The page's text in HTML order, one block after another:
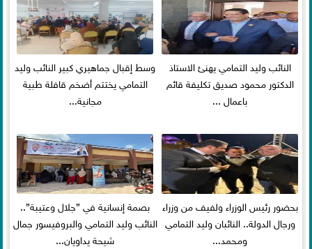
النائب وليد التمامي يهنئ الاستاذ
الدكتور محمود صديق تكليفة قائم
باعمال ...
وسط إقبال جماهيري كبير النائب وليد
التمامي يختتم أضخم قافلة طبية
مجانية...
بحضور رئيس الوزراء ولفيف من وزراء
ورجال الدولة.. النائبان وليد التمامي
ومحمد...
بصمة إنسانية في ”جلال وعتيبة”..
النائب وليد التمامي والبروفيسور جمال
شيحة يداويان...